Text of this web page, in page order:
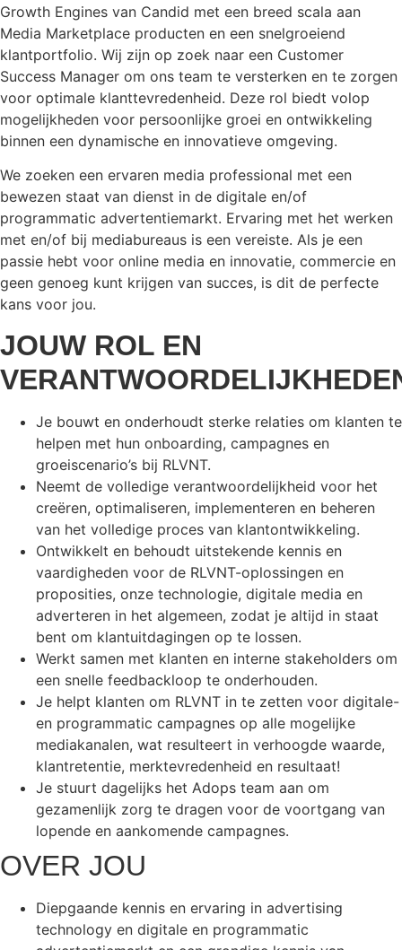
Growth Engines van Candid met een breed scala aan
Media Marketplace producten en een snelgroeiend
klantportfolio. Wij zijn op zoek naar een Customer
Success Manager om ons team te versterken en te zorgen
voor optimale klanttevredenheid. Deze rol biedt volop
mogelijkheden voor persoonlijke groei en ontwikkeling
binnen een dynamische en innovatieve omgeving.
We zoeken een ervaren media professional met een
bewezen staat van dienst in de digitale en/of
programmatic advertentiemarkt. Ervaring met het werken
met en/of bij mediabureaus is een vereiste. Als je een
passie hebt voor online media en innovatie, commercie en
geen genoeg kunt krijgen van succes, is dit de perfecte
kans voor jou.
JOUW ROL EN
Je bouwt en onderhoudt sterke relaties om klanten te
helpen met hun onboarding, campagnes en
groeiscenario’s bij RLVNT.
Neemt de volledige verantwoordelijkheid voor het
creëren, optimaliseren, implementeren en beheren
van het volledige proces van klantontwikkeling.
Ontwikkelt en behoudt uitstekende kennis en
vaardigheden voor de RLVNT-oplossingen en
proposities, onze technologie, digitale media en
adverteren in het algemeen, zodat je altijd in staat
bent om klantuitdagingen op te lossen.
Werkt samen met klanten en interne stakeholders om
een snelle feedbackloop te onderhouden.
Je helpt klanten om RLVNT in te zetten voor digitale-
en programmatic campagnes op alle mogelijke
mediakanalen, wat resulteert in verhoogde waarde,
klantretentie, merktevredenheid en resultaat!
Je stuurt dagelijks het Adops team aan om
gezamenlijk zorg te dragen voor de voortgang van
lopende en aankomende campagnes.
OVER JOU
Diepgaande kennis en ervaring in advertising
technology en digitale en programmatic